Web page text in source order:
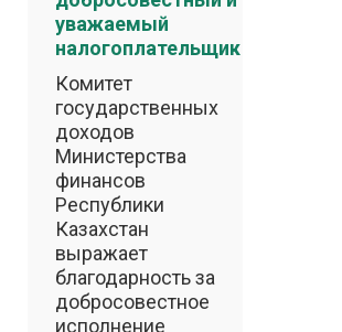
уважаемый
налогоплательщик
Комитет
государственных
доходов
Министерства
финансов
Республики
Казахстан
выражает
благодарность за
добросовестное
исполнение